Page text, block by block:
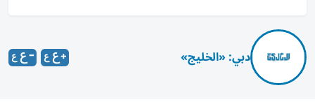
دبي: «الخليج»